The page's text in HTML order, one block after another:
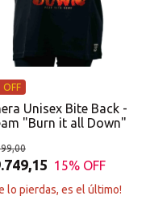
Unisex Bite Back -
"Burn it all Down"
15% OFF
OFF
lo pierdas, es el último!